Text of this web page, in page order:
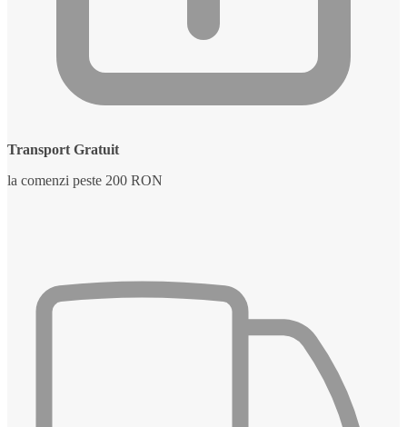
Transport Gratuit
la comenzi peste 200 RON